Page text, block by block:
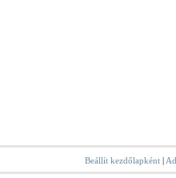
Beállít kezdőlapként |